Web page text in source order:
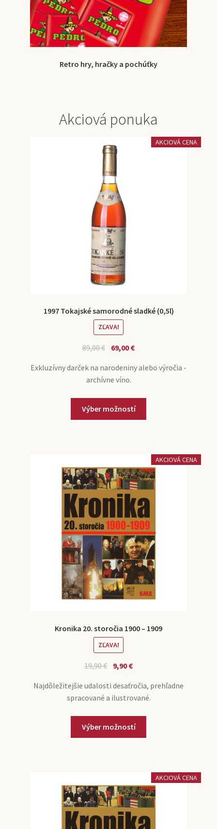
Retro hry, hračky a pochúťky
Akciová ponuka
AKCIOVÁ CENA
1997 Tokajské samorodné sladké (0,5l)
ZĽAVA!
89,00€ 69,00€
Exkluzívny darček na narodeniny alebo výročia -
archívne víno.
Výber možností
AKCIOVÁ CENA
Kronika 20. storočia 1900 – 1909
ZĽAVA!
19,90€ 9,90€
Najdôležitejšie udalosti desaťročia, prehľadne
spracované a ilustrované.
Výber možností
AKCIOVÁ CENA